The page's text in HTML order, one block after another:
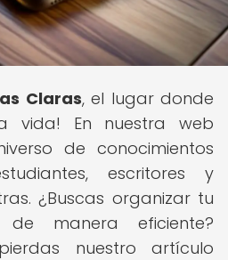
Claras, el lugar donde
vida! En nuestra web
de conocimientos
escritores y
¿Buscas organizar tu
manera eficiente?
nuestro artículo